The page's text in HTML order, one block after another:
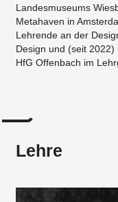
Landesmuseums
Metahaven in
Lehrende an der
Design und (seit
HfG Offenbach im
Lehre